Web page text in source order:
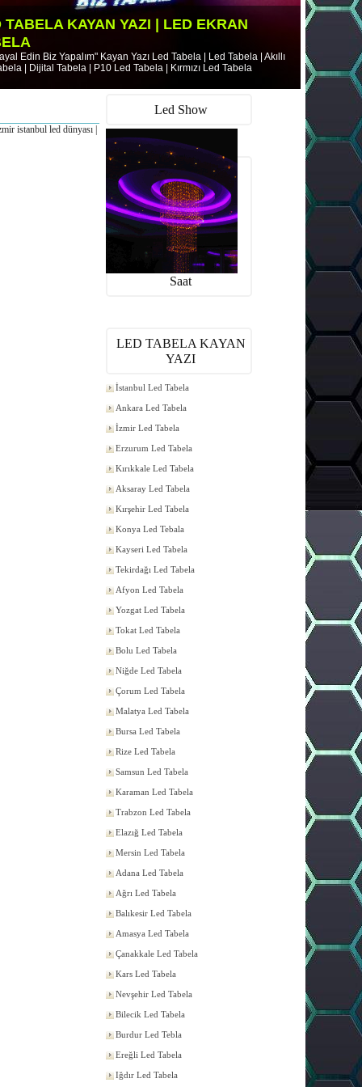
TABELA KAYAN YAZI | LED EKRAN
Edin Biz Yapalım" Kayan Yazı Led Tabela | Led Tabela | Akıllı
| Dijital Tabela | P10 Led Tabela | Kırmızı Led Tabela
istanbul led dünyası |
Led Show
Saat
LED TABELA KAYAN
YAZI
İstanbul Led Tabela
Ankara Led Tabela
İzmir Led Tabela
Erzurum Led Tabela
Kırıkkale Led Tabela
Aksaray Led Tabela
Kırşehir Led Tabela
Konya Led Tebala
Kayseri Led Tabela
Tekirdağı Led Tabela
Afyon Led Tabela
Yozgat Led Tabela
Tokat Led Tabela
Bolu Led Tabela
Niğde Led Tabela
Çorum Led Tabela
Malatya Led Tabela
Bursa Led Tabela
Rize Led Tabela
Samsun Led Tabela
Karaman Led Tabela
Trabzon Led Tabela
Elazığ Led Tabela
Mersin Led Tabela
Adana Led Tabela
Ağrı Led Tabela
Balıkesir Led Tabela
Amasya Led Tabela
Çanakkale Led Tabela
Kars Led Tabela
Nevşehir Led Tabela
Bilecik Led Tabela
Burdur Led Tebla
Ereğli Led Tabela
Iğdır Led Tabela